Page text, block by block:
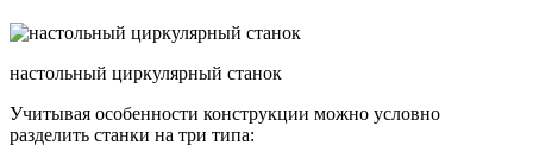
настольный циркулярный станок
Учитывая особенности конструкции можно условно
разделить станки на три типа: